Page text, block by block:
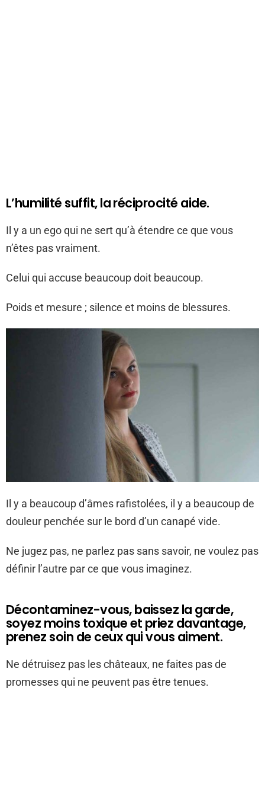
L’humilité suffit, la réciprocité aide.
Il y a un ego qui ne sert qu’à étendre ce que vous
n’êtes pas vraiment.
Celui qui accuse beaucoup doit beaucoup.
Poids et mesure ; silence et moins de blessures.
Il y a beaucoup d’âmes rafistolées, il y a beaucoup de
douleur penchée sur le bord d’un canapé vide.
Ne jugez pas, ne parlez pas sans savoir, ne voulez pas
définir l’autre par ce que vous imaginez.
Décontaminez-vous, baissez la garde,
soyez moins toxique et priez davantage,
prenez soin de ceux qui vous aiment.
Ne détruisez pas les châteaux, ne faites pas de
promesses qui ne peuvent pas être tenues.